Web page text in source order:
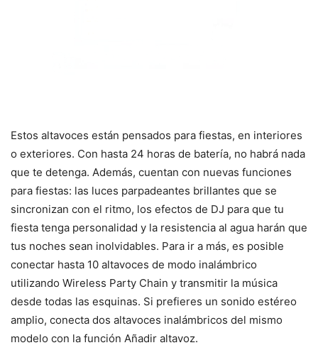
Estos altavoces están pensados para fiestas, en interiores
o exteriores. Con hasta 24 horas de batería, no habrá nada
que te detenga. Además, cuentan con nuevas funciones
para fiestas: las luces parpadeantes brillantes que se
sincronizan con el ritmo, los efectos de DJ para que tu
fiesta tenga personalidad y la resistencia al agua harán que
tus noches sean inolvidables. Para ir a más, es posible
conectar hasta 10 altavoces de modo inalámbrico
utilizando Wireless Party Chain y transmitir la música
desde todas las esquinas. Si prefieres un sonido estéreo
amplio, conecta dos altavoces inalámbricos del mismo
modelo con la función Añadir altavoz.